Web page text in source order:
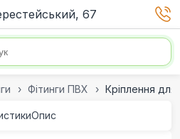
67
Фітинги ПВХ Кріплення
Опис